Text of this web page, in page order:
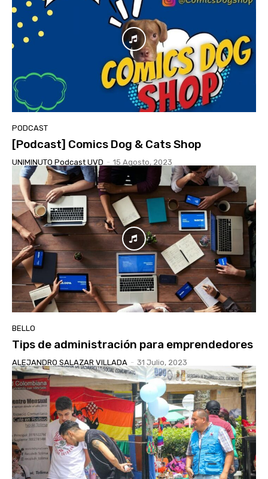
PODCAST
[Podcast] Comics Dog & Cats Shop
UNIMINUTO Podcast UVD - 15 Agosto, 2023
BELLO
Tips de administración para emprendedores
ALEJANDRO SALAZAR VILLADA - 31 Julio, 2023